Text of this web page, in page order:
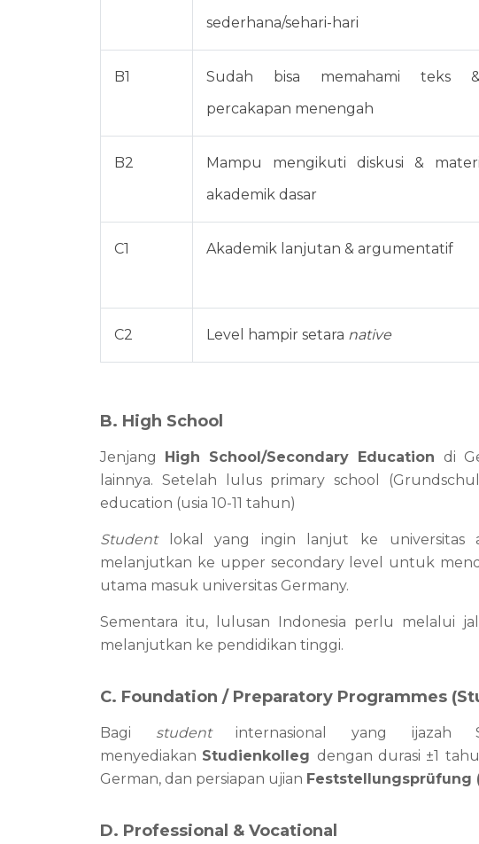
sederhana/sehari-hari
B1
Sudah bisa memahami teks &
percakapan menengah
B2
Mampu mengikuti diskusi & materi
akademik dasar
C1 Akademik lanjutan & argumentatif
C2 Level hampir setara native
B. High School
Jenjang High School/Secondary Education di
lainnya. Setelah lulus primary school
education (usia 10-11 tahun)
Student
lokal yang ingin lanjut ke universitas
melanjutkan ke upper secondary level untuk
utama masuk universitas Germany.
Sementara itu, lulusan Indonesia perlu melalui
melanjutkan ke pendidikan tinggi.
C. Foundation / Preparatory Programmes
Bagi student internasional yang ijazah
menyediakan Studienkolleg dengan durasi ±1
German, dan persiapan ujian Feststellungsprüfung
D. Professional & Vocational